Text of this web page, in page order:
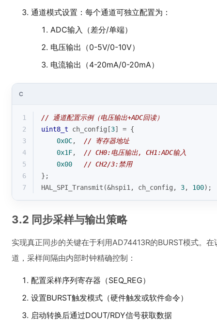
通道模式设置：每个通道可独立配置为：
ADC输入（差分/单端）
电压输出（0-5V/0-10V）
电流输出（4-20mA/0-20mA）
C
1
// 通道配置示例（电压输出+ADC回读）
2
uint8_t ch_config[3] = {
3
0x0C, // 寄存器地址
4
0x1F, // CH0:电压输出, CH1:ADC输入
5
0x00
// CH2/3:禁用
6
};
7
HAL_SPI_Transmit(&hspi1, ch_config, 3, 100);
3.2 同步采样与输出策略
实现真正同步的关键在于利用AD74413R的BURST模式。
道，采样间隔由内部时钟精确控制：
配置采样序列寄存器（SEQ_REG）
设置BURST触发模式（硬件触发或软件命令）
启动转换后通过DOUT/RDY信号获取数据